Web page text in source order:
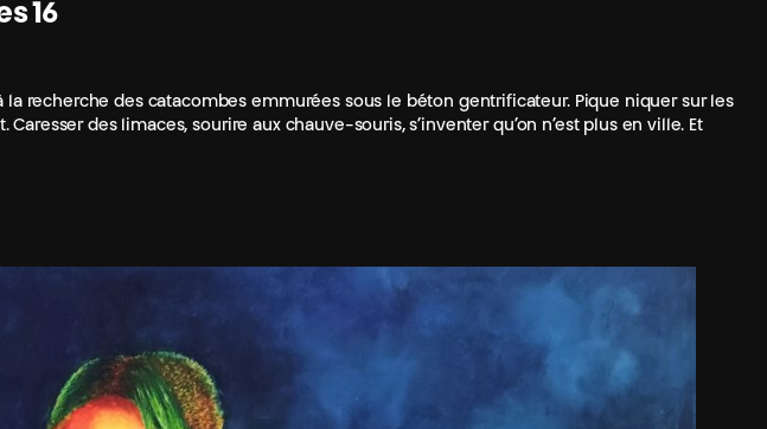
16
recherche des catacombes emmurées sous le béton gentrificateur. Pique niquer sur les
des limaces, sourire aux chauve-souris, s’inventer qu’on n’est plus en ville. Et